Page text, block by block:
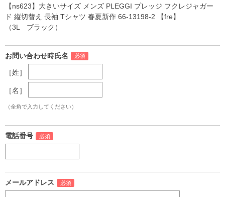
【ns623】大きいサイズ メンズ PLEGGI プレッジ フクレジャガー
ド 縦切替え 長袖 Tシャツ 春夏新作 66-13198-2 【fre】
（3L ブラック）
お問い合わせ時氏名
［姓］
［名］
（全角で入力してください）
電話番号
メールアドレス